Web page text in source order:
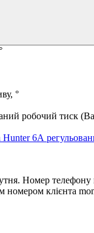
°
робочий тиск
Номер телефону
номером клієнта